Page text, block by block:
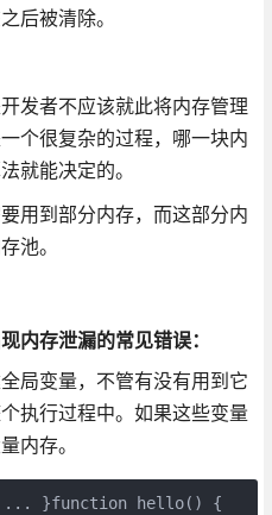
后被清除。
发者不应该就此将内存管理
个很复杂的过程，哪一块内
就能决定的。
用到部分内存，而这部分内
池。
内存泄漏的常见错误：
局变量，不管有没有用到它
执行过程中。如果这些变量
内存。
... }function hello() {